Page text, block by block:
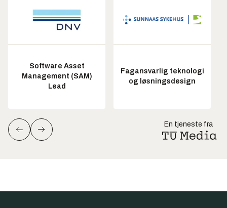
Software Asset
Management (SAM)
Lead
Fagansvarlig teknologi
og løsningsdesign
En tjeneste fra